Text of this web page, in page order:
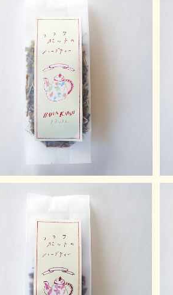
Hana-kaoru【リラックス】
¥1,100
Hana【アンチエイジング】
¥1,100